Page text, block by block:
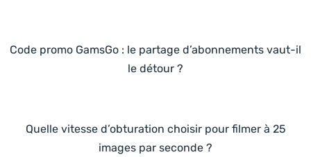
Code promo GamsGo : le partage d’abonnements vaut-il
le détour ?
Quelle vitesse d’obturation choisir pour filmer à 25
images par seconde ?